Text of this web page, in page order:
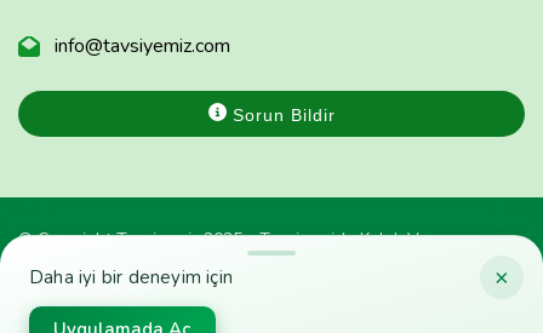
×
Daha iyi bir deneyim için
info@tavsiyemiz.com
Sorun Bildir
© Copyright Tavsiyemiz 2025 - Tavsiyemiz'e Kulak Ver